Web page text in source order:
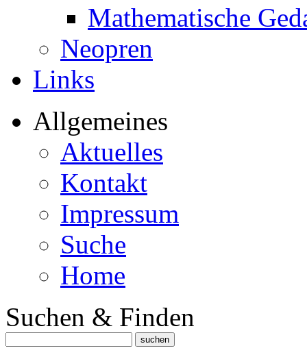
Mathematische
Neopren
Links
Allgemeines
Aktuelles
Kontakt
Impressum
Suche
Home
Suchen & Finden